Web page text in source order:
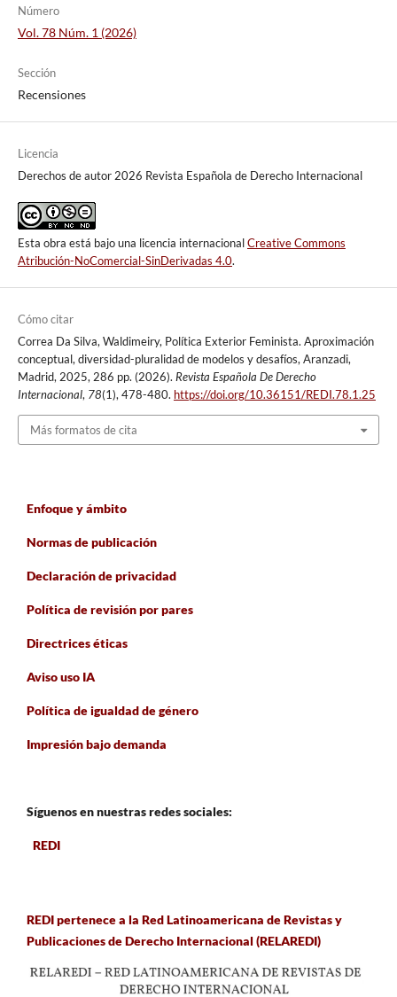
Número
Vol. 78 Núm. 1 (2026)
Sección
Recensiones
Licencia
Derechos de autor 2026 Revista Española de Derecho Internacional
Esta obra está bajo una licencia internacionalCreative Commons
Atribución-NoComercial-SinDerivadas 4.0.
Cómo citar
Correa Da Silva, Waldimeiry, Política Exterior Feminista. Aproximación
conceptual, diversidad-pluralidad de modelos y desafíos, Aranzadi,
Madrid, 2025, 286 pp. (2026). Revista Española De Derecho
Internacional, 78(1), 478-480. https://doi.org/10.36151/REDI.78.1.25
Más formatos de cita
Enfoque y ámbito
Normas de publicación
Declaración de privacidad
Política de revisión por pares
Directrices éticas
Aviso uso IA
Política de igualdad de género
Impresión bajo demanda
Síguenos en nuestras redes sociales:
REDI
REDI pertenece a la Red Latinoamericana de Revistas y
Publicaciones de Derecho Internacional (RELAREDI)